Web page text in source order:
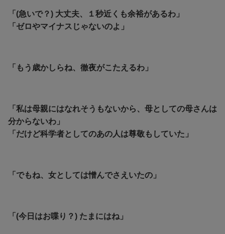
「(急いで？) 大丈夫、１秒近くも余裕があるわ」
「ゼロやマイナスじゃないのよ」
「もう歳かしらね、徹夜がこたえるわ」
「私は母親にはなれそうもないから、母としての母さんは
分からないわ」
「だけど科学者としてのあの人は尊敬もしていた」
「でもね、女としては憎んでさえいたの」
「(今日はお喋り？) たまにはね」